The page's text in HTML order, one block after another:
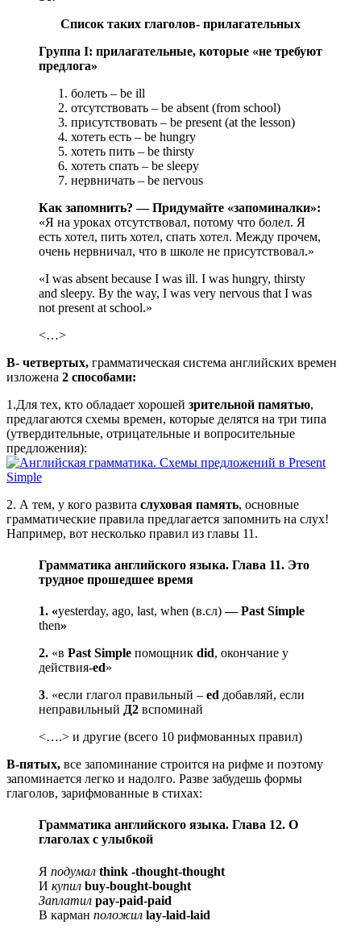
Список таких глаголов- прилагательных
Группа I: прилагательные, которые «не требуют
предлога»
болеть – be ill
отсутствовать – be absent (from school)
присутствовать – be present (at the lesson)
хотеть есть – be hungry
хотеть пить – be thirsty
хотеть спать – be sleepy
нервничать – be nervous
Как запомнить? — Придумайте «запоминалки»:
«Я на уроках отсутствовал, потому что болел. Я
есть хотел, пить хотел, спать хотел. Между прочем,
очень нервничал, что в школе не присутствовал.»
«I was absent because I was ill. I was hungry, thirsty
and sleepy. By the way, I was very nervous that I was
not present at school.»
<…>
В- четвертых, грамматическая система английских времен
изложена 2 способами:
1.Для тех, кто обладает хорошей зрительной памятью,
предлагаются схемы времен, которые делятся на три типа
(утвердительные, отрицательные и вопросительные
предложения):
2. А тем, у кого развита слуховая память, основные
грамматические правила предлагается запомнить на слух!
Например, вот несколько правил из главы 11.
Грамматика английского языка. Глава 11. Это
трудное прошедшее время
1. «yesterday, ago, last, when (в.сл)— Past Simple
then»
2. «в Past Simple помощник did, окончание у
действия-ed»
3. «если глагол правильный – ed добавляй, если
неправильный Д2 вспоминай
<….> и другие (всего 10 рифмованных правил)
В-пятых, все запоминание строится на рифме и поэтому
запоминается легко и надолго. Разве забудешь формы
глаголов, зарифмованные в стихах:
Грамматика английского языка. Глава 12. О
глаголах с улыбкой
Я подумал think -thought-thought
И купил buy-bought-bought
Заплатил pay-paid-paid
В карман положил lay-laid-laid